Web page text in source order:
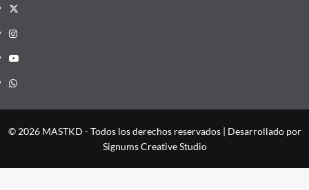
X
Instagram
YouTube
Whatsapp